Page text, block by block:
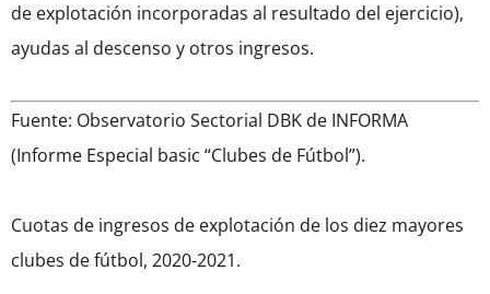
de explotación incorporadas al resultado del ejercicio),
ayudas al descenso y otros ingresos.
Fuente: Observatorio Sectorial DBK de INFORMA
(Informe Especial basic “Clubes de Fútbol”).
Cuotas de ingresos de explotación de los diez mayores
clubes de fútbol, 2020-2021.